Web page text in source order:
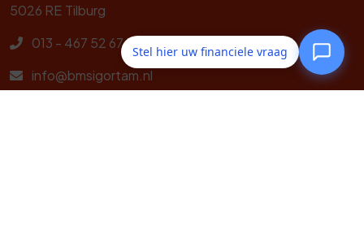
5026 RE Tilburg
013 - 467 52 67
info@bmsigortam.nl
Stel hier uw financiele vraag